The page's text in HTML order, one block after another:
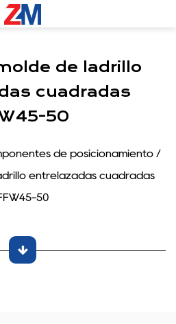
de ladrillo
cuadradas
50
de posicionamiento /
entrelazadas cuadradas
50